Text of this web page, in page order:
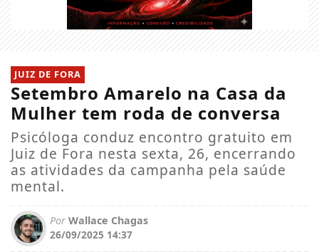
JUIZ DE FORA
Setembro Amarelo na Casa da
Mulher tem roda de conversa
Psicóloga conduz encontro gratuito em
Juiz de Fora nesta sexta, 26, encerrando
as atividades da campanha pela saúde
mental.
Por Wallace Chagas
26/09/2025 14:37